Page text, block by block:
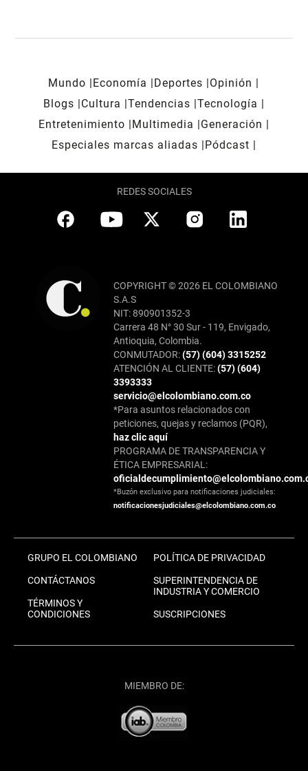
Mundo Economía Deportes
Opinión
Blogs
Cultura Tendencias Tecnología
Entretenimiento
Multimedia
Generación
Especiales marcas aliadas
Pódcast
REDES SOCIALES
COPYRIGHT © 2026 EL COLOMBIANO
S.A.S
NIT: 890901352-3
Carrera 48 N° 30 Sur - 119, Envigado,
Antioquia, Colombia.
CONMUTADOR:(57) (604) 3315252
ATENCIÓN AL CLIENTE:(57) (604)
3393333
servicio@elcolombiano.com.co
*Para asuntos relacionados con
peticiones, quejas y reclamos (PQR),
haz clic aquí
PROGRAMA DE TRANSPARENCIA Y
ÉTICA EMPRESARIAL:
*Buzón exclusivo para notificaciones judiciales:
notificacionesjudiciales@elcolombiano.com.co
GRUPO EL COLOMBIANO
CONTÁCTANOS
TÉRMINOS Y
CONDICIONES
POLÍTICA DE PRIVACIDAD
SUPERINTENDENCIA DE
INDUSTRIA Y COMERCIO
SUSCRIPCIONES
MIEMBRO DE: